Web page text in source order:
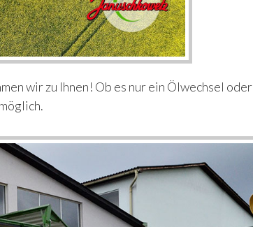
wir zu Ihnen! Ob es nur ein Ölwechsel oder